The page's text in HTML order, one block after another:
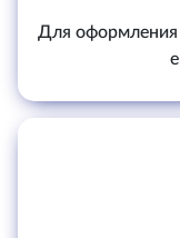
Для оформления